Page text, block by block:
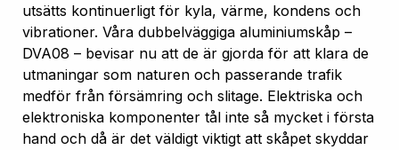
utsätts kontinuerligt för kyla, värme, kondens och
vibrationer. Våra dubbelväggiga aluminiumskåp –
DVA08 – bevisar nu att de är gjorda för att klara de
utmaningar som naturen och passerande trafik
medför från försämring och slitage. Elektriska och
elektroniska komponenter tål inte så mycket i första
hand och då är det väldigt viktigt att skåpet skyddar